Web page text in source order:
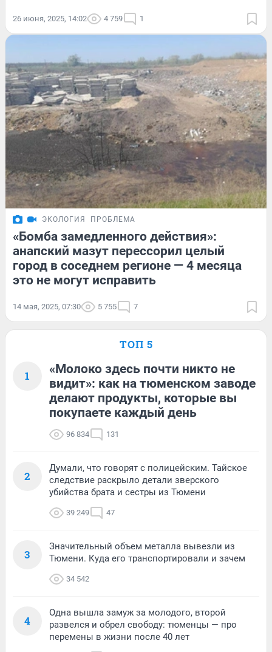
26 июня, 2025, 14:02 4 759 1
ЭКОЛОГИЯ ПРОБЛЕМА
«Бомба замедленного действия»:
анапский мазут перессорил целый
город в соседнем регионе — 4 месяца
это не могут исправить
14 мая, 2025, 07:30 5 755 7
ТОП 5
1
«Молоко здесь почти никто не
видит»: как на тюменском заводе
делают продукты, которые вы
покупаете каждый день
96 834 131
2
Думали, что говорят с полицейским. Тайское
следствие раскрыло детали зверского
убийства брата и сестры из Тюмени
39 249 47
3
Значительный объем металла вывезли из
Тюмени. Куда его транспортировали и зачем
34 542
4
Одна вышла замуж за молодого, второй
развелся и обрел свободу: тюменцы — про
перемены в жизни после 40 лет